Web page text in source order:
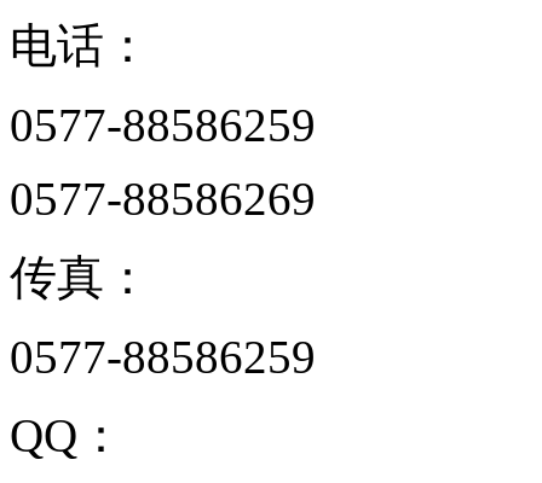
电话：
0577-88586259
0577-88586269
传真：
0577-88586259
QQ：